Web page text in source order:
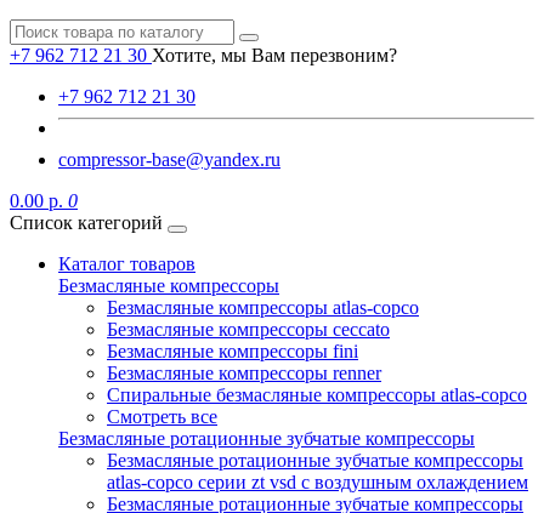
+7 962 712 21 30 Хотите, мы Вам перезвоним?
+7 962 712 21 30
compressor-base@yandex.ru
0.00 р. 0
Список категорий
Каталог товаров
Безмасляные компрессоры
Безмасляные компрессоры atlas-copco
Безмасляные компрессоры ceccato
Безмасляные компрессоры fini
Безмасляные компрессоры renner
Спиральные безмасляные компрессоры atlas-copco
Смотреть все
Безмасляные ротационные зубчатые компрессоры
Безмасляные ротационные зубчатые компрессоры
atlas-copco серии zt vsd с воздушным охлаждением
Безмасляные ротационные зубчатые компрессоры